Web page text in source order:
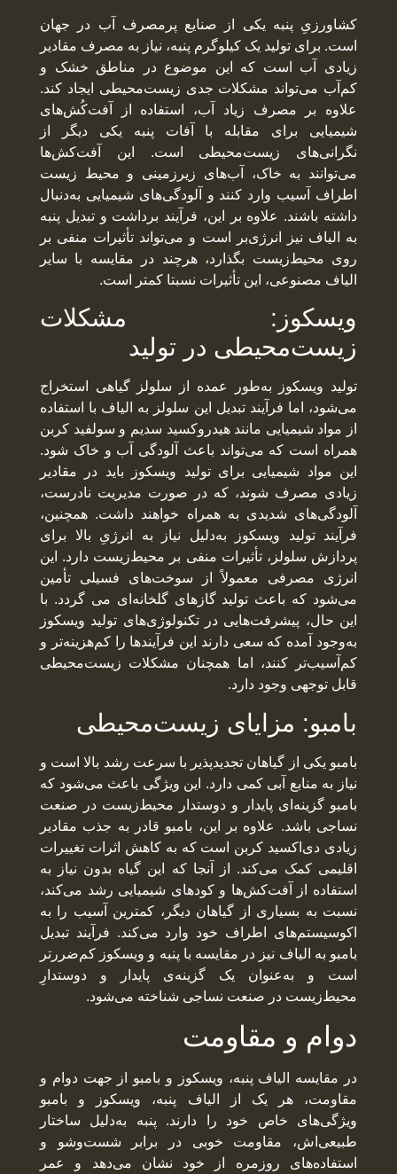
کشاورزیِ پنبه یکی از صنایع پرمصرف آب در جهان
است. برای تولید یک کیلوگرم پنبه، نیاز به مصرف مقادیر
زیادی آب است که این موضوع در مناطق خشک و
کم‌آب می‌تواند مشکلات جدی زیست‌محیطی ایجاد کند.
علاوه بر مصرف زیاد آب، استفاده از آفت‌کُش‌های
شیمیایی برای مقابله با آفات پنبه یکی دیگر از
نگرانی‌های زیست‌محیطی است. این آفت‌کش‌ها
می‌توانند به خاک، آب‌های زیرزمینی و محیط زیست
اطراف آسیب وارد کنند و آلودگی‌های شیمیایی به‌دنبال
داشته باشند. علاوه بر این، فرآیند برداشت و تبدیل پنبه
به الیاف نیز انرژی‌بر است و می‌تواند تأثیرات منفی بر
روی محیط‌زیست بگذارد، هرچند در مقایسه با سایر
الیاف مصنوعی، این تأثیرات نسبتا کمتر است.
ویسکوز: مشکلات
زیست‌محیطی در تولید
تولید ویسکوز به‌طور عمده از سلولز گیاهی استخراج
می‌شود، اما فرآیند تبدیل این سلولز به الیاف با استفاده
از مواد شیمیایی مانند هیدروکسید سدیم و سولفید کربن
همراه است که می‌تواند باعث آلودگی آب و خاک شود.
این مواد شیمیایی برای تولید ویسکوز باید در مقادیر
زیادی مصرف شوند، که در صورت مدیریت نادرست،
آلودگی‌های شدیدی به همراه خواهند داشت. همچنین،
فرآیند تولید ویسکوز به‌دلیل نیاز به انرژیِ بالا برای
پردازش سلولز، تأثیرات منفی بر محیط‌زیست دارد. این
انرژی مصرفی معمولاً از سوخت‌های فسیلی تأمین
می‌شود که باعث تولید گازهای گلخانه‌ای می گردد. با
این حال، پیشرفت‌هایی در تکنولوژی‌های تولید ویسکوز
به‌وجود آمده که سعی دارند این فرآیندها را کم‌هزینه‌تر و
کم‌آسیب‌تر کنند، اما همچنان مشکلات زیست‌محیطی
قابل توجهی وجود دارد.
بامبو: مزایای زیست‌محیطی
بامبو یکی از گیاهان تجدیدپذیر با سرعت رشد بالا است و
نیاز به منابع آبی کمی دارد. این ویژگی باعث می‌شود که
بامبو گزینه‌ای پایدار و دوستدار محیط‌زیست در صنعت
نساجی باشد. علاوه بر این، بامبو قادر به جذب مقادیر
زیادی دی‌اکسید کربن است که به کاهش اثرات تغییرات
اقلیمی کمک می‌کند. از آنجا که این گیاه بدون نیاز به
استفاده از آفت‌کش‌ها و کودهای شیمیایی رشد می‌کند،
نسبت به بسیاری از گیاهان دیگر، کمترین آسیب را به
اکوسیستم‌های اطراف خود وارد می‌کند. فرآیند تبدیل
بامبو به الیاف نیز در مقایسه با پنبه و ویسکوز کم‌ضررتر
است و به‌عنوان یک گزینه‌ی‌ پایدار و دوستدارِ
محیط‌زیست در صنعت نساجی شناخته می‌شود.
دوام و مقاومت
در مقایسه الیاف پنبه، ویسکوز و بامبو از جهت دوام و
مقاومت، هر یک از الیاف پنبه، ویسکوز و بامبو
ویژگی‌های خاص خود را دارند. پنبه به‌دلیل ساختار
طبیعی‌اش، مقاومت خوبی در برابر شست‌وشو و
استفاده‌های روزمره از خود نشان می‌دهد و عمر